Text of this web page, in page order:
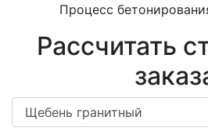
Процесс
Рассчитать